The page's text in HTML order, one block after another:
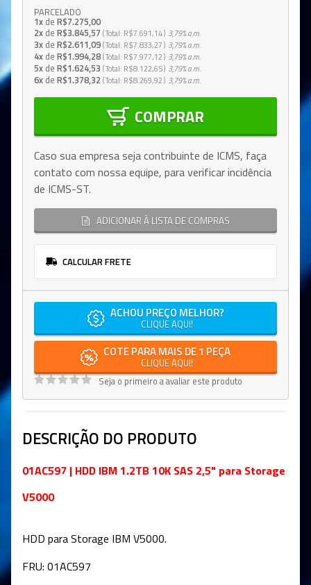
PARCELADO
1x de R$7.275,00
2x de R$3.845,57 Total R$7.691,14 3,79%a.m.
3x de R$2.611,09 Total R$7.833,27 3,79%a.m.
4x de R$1.994,28 Total R$7.977,12 3,79%a.m.
5x de R$1.624,53 Total R$8.122,65 3,79%a.m.
6x de R$1.378,32 Total R$8.269,92 3,79%a.m.
COMPRAR
Caso sua empresa seja contribuinte de ICMS, faça
contato com nossa equipe, para verificar incidência
de ICMS-ST.
ADICIONAR À LISTA DE COMPRAS
CALCULAR FRETE
ACHOU PREÇO MELHOR?
CLIQUE AQUI!
COTE PARA MAIS DE 1 PEÇA
CLIQUE AQUI!
Seja o primeiro a avaliar este produto
DESCRIÇÃO DO PRODUTO
01AC597 | HDD IBM 1.2TB 10K SAS 2,5" para Storage
V5000
HDD para Storage IBM V5000.
FRU: 01AC597